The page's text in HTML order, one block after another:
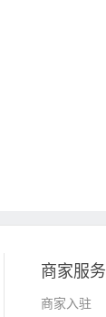
商家服务
商家入驻